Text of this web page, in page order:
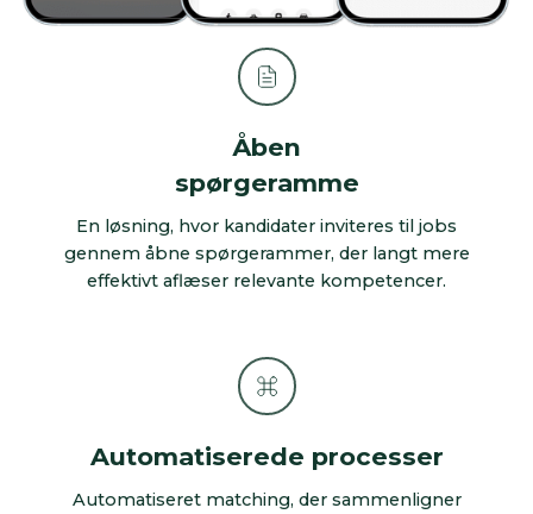
Åben
spørgeramme
En løsning, hvor kandidater inviteres til jobs
gennem åbne spørgerammer, der langt mere
effektivt aflæser relevante kompetencer.
Automatiserede processer
Automatiseret matching, der sammenligner